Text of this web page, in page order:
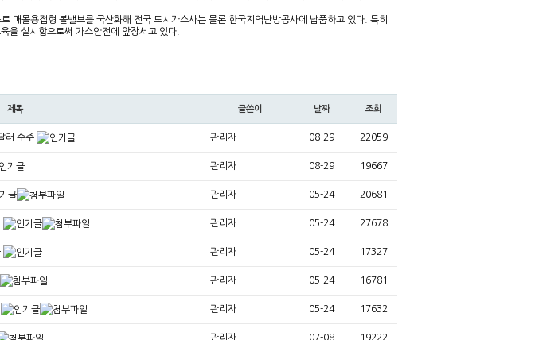
매몰용접형 볼밸브를 국산화해 전국 도시가스사는 물론 한국지역난방공사에 납품하고 있다. 특히
을 실시함으로써 가스안전에 앞장서고 있다.
제목 글쓴이 날짜 조회
러 수주 관리자 08-29 22059
관리자 08-29 19667
관리자 05-24 20681
관리자 05-24 27678
관리자 05-24 17327
관리자 05-24 16781
관리자 05-24 17632
관리자 07-08 19222